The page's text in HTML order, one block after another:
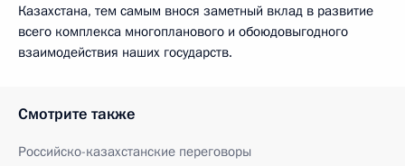
Казахстана, тем самым внося заметный вклад в развитие
всего комплекса многопланового и обоюдовыгодного
взаимодействия наших государств.
Смотрите также
Российско-казахстанские переговоры